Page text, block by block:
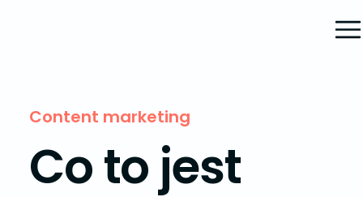
Content marketing
Co to jest